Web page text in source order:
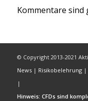
Kommentare sind
© Copyright 2013-2021
News| Risikobelehrung|
|
Hinweis: CFDs sind